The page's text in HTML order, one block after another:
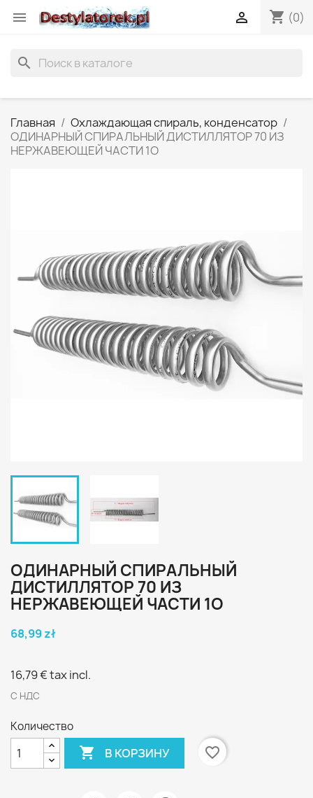
 shopping_cart (0)

search
Главная
Охлаждающая спираль, конденсатор
ОДИНАРНЫЙ СПИРАЛЬНЫЙ ДИСТИЛЛЯТОР 70 ИЗ
НЕРЖАВЕЮЩЕЙ ЧАСТИ 1O
ОДИНАРНЫЙ СПИРАЛЬНЫЙ
ДИСТИЛЛЯТОР 70 ИЗ
НЕРЖАВЕЮЩЕЙ ЧАСТИ 1O
68,99 zł
16,79 €tax incl.
С НДС
Количество
 В КОРЗИНУ favorite_border